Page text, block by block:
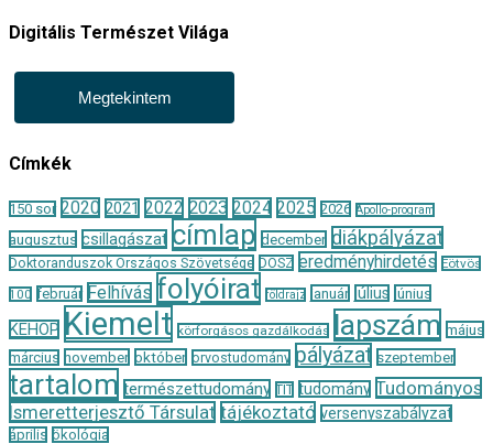
Digitális Természet Világa
Megtekintem
Címkék
150 sor 2020 2021 2022 2023 2024 2025 2026 Apollo-program
augusztus csillagászat címlap december diákpályázat
Doktoranduszok Országos Szövetsége DOSZ eredményhirdetés Eötvös
100 február Felhívás folyóirat földrajz január július június
KEHOP Kiemelt körforgásos gazdálkodás lapszám május
március november október orvostudomány pályázat szeptember
tartalom természettudomány TIT tudomány Tudományos
Ismeretterjesztő Társulat tájékoztató versenyszabályzat
április ökológia